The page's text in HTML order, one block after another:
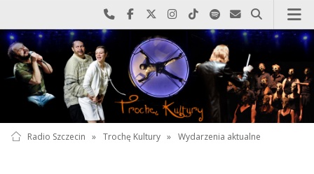
Najlepiej po prostu do nas zadzwoń
Odwiedź nas na Facebook-u
Odwiedź nas na X
Odwiedź nas na Instagram-ie
Odwiedź nas na TikTok-u
Szukaj nas na Spotify
Wyślij do nas
Szukaj
Radio Szczecin » Trochę Kultury » Wydarzenia aktualne